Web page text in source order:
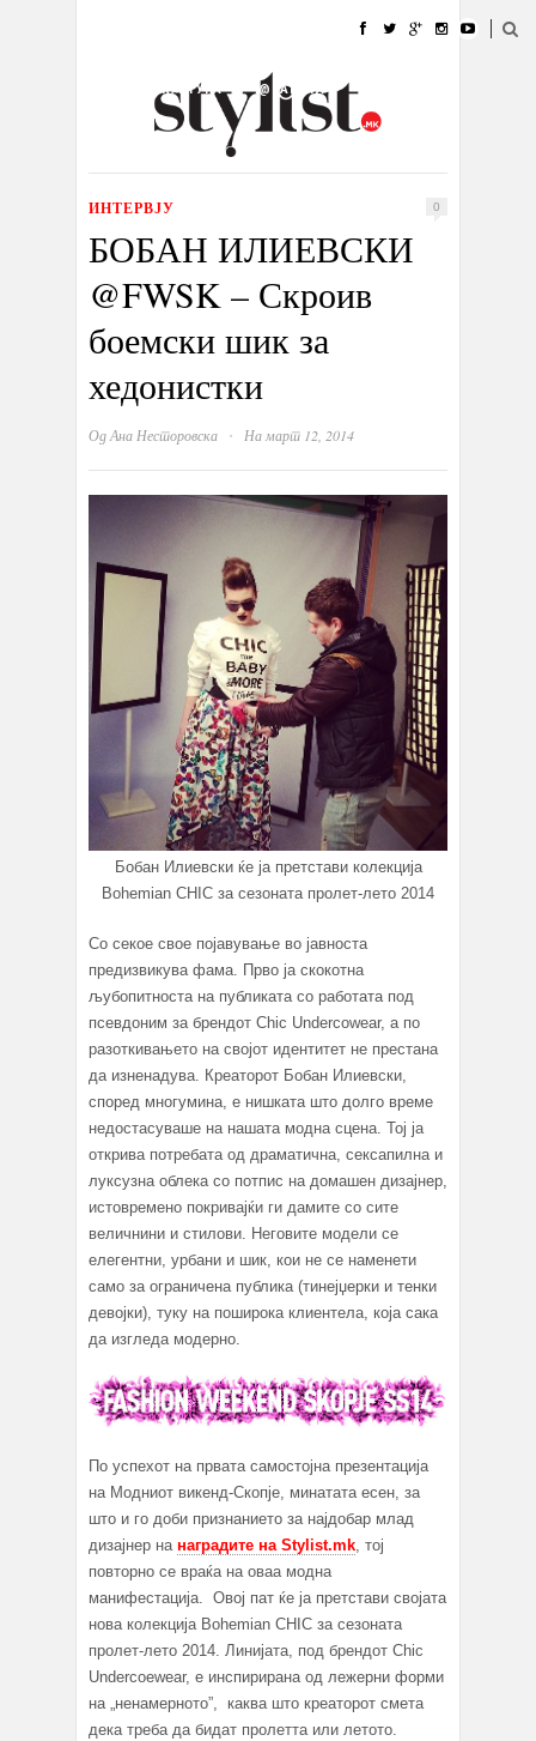
УБАВИНА
КУЛТУРА @РАБОТА
ИЗЛОГ
ИНТЕРВЈУ 0
БОБАН ИЛИЕВСКИ
@FWSK – Скроив
боемски шик за
хедонистки
ОдАна Несторовска · На март 12, 2014
Бобан Илиевски ќе ја претстави колекција
Bohemian CHIC за сезоната пролет-лето 2014
Со секое свое појавување во јавноста
предизвикува фама. Прво ја скокотна
љубопитноста на публиката со работата под
псевдоним за брендот Chic Undercowear, а по
разоткивањето на својот идентитет не престана
да изненадува. Креаторот Бобан Илиевски,
според многумина, е нишката што долго време
недостасуваше на нашата модна сцена. Тој ја
открива потребата од драматична, сексапилна и
луксузна облека со потпис на домашен дизајнер,
истовремено покривајќи ги дамите со сите
величнини и стилови. Неговите модели се
елегентни, урбани и шик, кои не се наменети
само за ограничена публика (тинејџерки и тенки
девојки), туку на поширока клиентела, која сака
да изгледа модерно.
По успехот на првата самостојна презентација
на Модниот викенд-Скопје, минататa есен, за
што и го доби признанието за најдобар млад
дизајнер на наградите на Stylist.mk, тој
повторно се враќа на оваа модна
манифестација. Овој пат ќе ја претстави својата
нова колекција Bohemian CHIC за сезоната
пролет-лето 2014. Линијата, под брендот Chic
Undercoewear, е инспирирана од лежерни форми
на „ненамерното”, каква што креаторот смета
дека треба да бидат пролетта или летото.